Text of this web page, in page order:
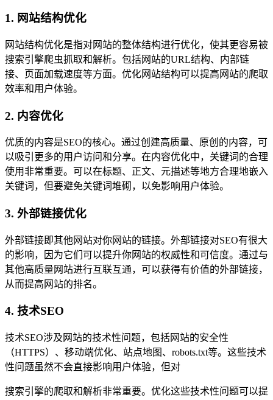
1. 网站结构优化
网站结构优化是指对网站的整体结构进行优化，使其更容易被
搜索引擎爬虫抓取和解析。包括网站的URL结构、内部链
接、页面加载速度等方面。优化网站结构可以提高网站的爬取
效率和用户体验。
2. 内容优化
优质的内容是SEO的核心。通过创建高质量、原创的内容，可
以吸引更多的用户访问和分享。在内容优化中，关键词的合理
使用非常重要。可以在标题、正文、元描述等地方合理地嵌入
关键词，但要避免关键词堆砌，以免影响用户体验。
3. 外部链接优化
外部链接即其他网站对你网站的链接。外部链接对SEO有很大
的影响，因为它们可以提升你网站的权威性和可信度。通过与
其他高质量网站进行互联互通，可以获得有价值的外部链接，
从而提高网站的排名。
4. 技术SEO
技术SEO涉及网站的技术性问题，包括网站的安全性
（HTTPS）、移动端优化、站点地图、robots.txt等。这些技术
性问题虽然不会直接影响用户体验，但对
搜索引擎的爬取和解析非常重要。优化这些技术性问题可以提